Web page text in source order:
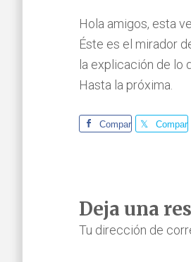
Hola amigos, esta
Éste es el mirador
la explicación de lo
Hasta la próxima.
Comparte Comparte
Interacciones
Deja una
Tu dirección de